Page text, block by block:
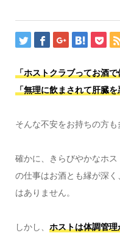
「ホストクラブってお酒
「無理に飲まされて肝臓
そんな不安をお持ちの方も
確かに、きらびやかなホ
の仕事はお酒とも縁が深
はありません。
しかし、 ホストは体調管